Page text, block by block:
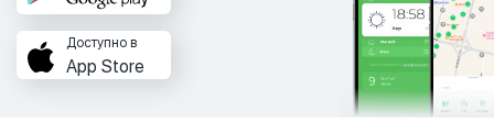
Доступно в
App Store